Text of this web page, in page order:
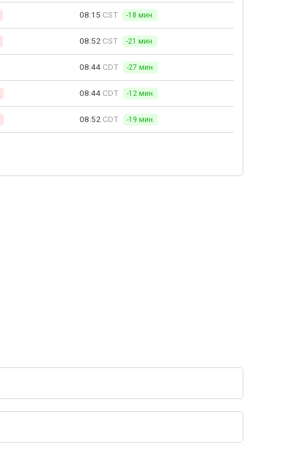
08:15 CST -18 мин.
08:52 CST -21 мин.
08:44 CDT -27 мин.
08:44 CDT -12 мин.
08:52 CDT -19 мин.